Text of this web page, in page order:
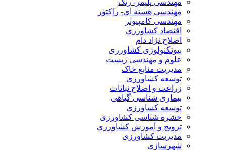
مهندسی پلیمر- رنگ
مهندسی هسته ای- راکتور
مهندسی کامپیوتر
اقتصاد کشاورزی
اصلاح نژاد دام
بیوتکنولوژی کشاورزی
علوم و مهندسی زیست
مدیریت منابع خاک
توسعه کشاورزی
زراعت و اصلاح نباتات
بیماری شناسی گیاهی
توسعه کشاورزی
حشره شناسی کشاورزی
ترویج و آموزش کشاورزی
مدیریت کشاورزی
شهرسازی